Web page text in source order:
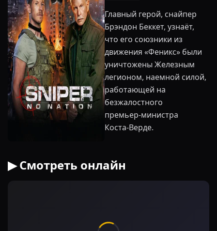
Главный герой, снайпер
Брэндон Беккет, узнаёт,
что его союзники из
движения «Феникс» были
уничтожены Железным
легионом, наемной силой,
работающей на
безжалостного
премьер‑министра
Коста‑Верде.
▶ Смотреть онлайн